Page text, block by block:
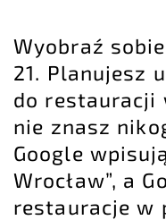
Wyobraź
21. Planujesz
do restauracji
nie znasz
Google
Wrocław”, a
restauracje w